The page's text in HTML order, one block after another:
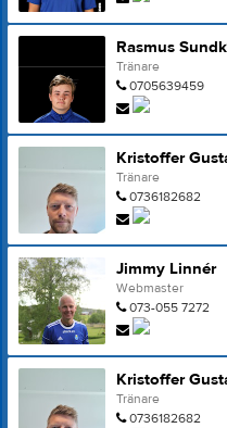
Rasmus
Tränare
0705639459
Kristoffer
Tränare
0736182682
Jimmy Linnér
Webmaster
073-055 7272
Kristoffer
Tränare
0736182682